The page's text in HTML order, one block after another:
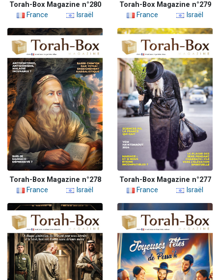
Torah-Box Magazine n°280
France
Israël
Torah-Box Magazine n°279
France
Israël
Torah-Box Magazine n°278
France
Israël
Torah-Box Magazine n°277
France
Israël